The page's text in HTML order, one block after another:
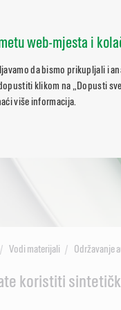
web-mjesta i
da bismo prikupljali i
klikom na „Dopusti
više informacija.
Vodi materijali Održavanje
koristiti